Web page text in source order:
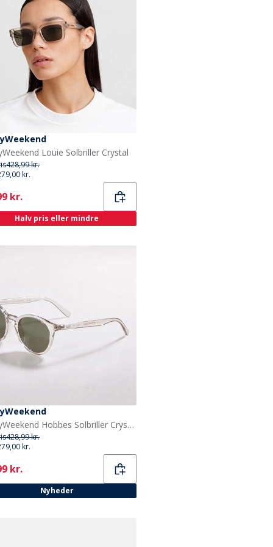
Louie Solbriller Crystal
428,99 kr.
kr.
kr.
Halv pris eller mindre
MessyWeekend Hobbes Solbriller Crystal
428,99 kr.
kr.
kr.
Nyheder